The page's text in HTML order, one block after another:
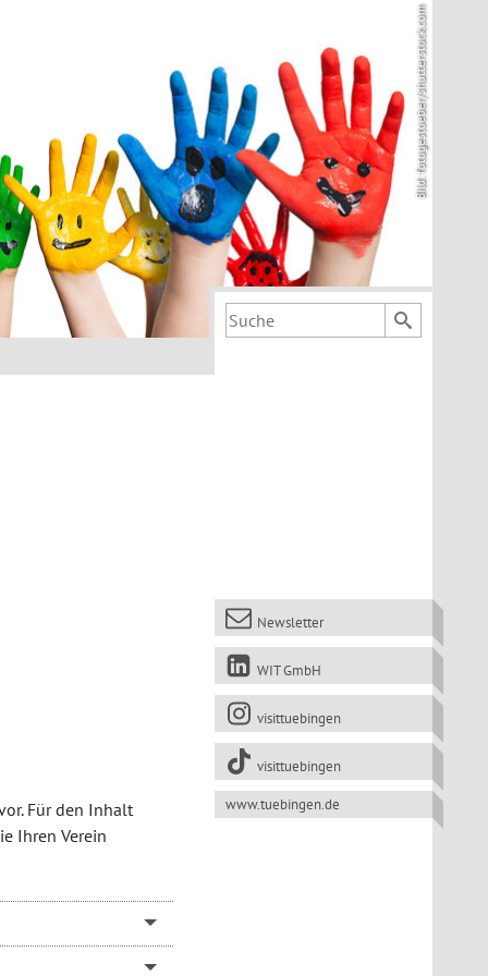
Bild: fotogestoeber/shutterstock.com
Suchbegriff
Für den Inhalt
Ihren Verein
Newsletter
WIT GmbH
visittuebingen
visittuebingen
www.tuebingen.de